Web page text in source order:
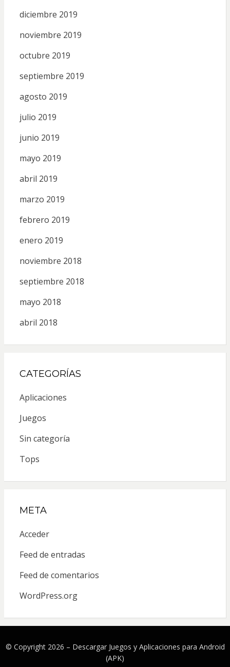
diciembre 2019
noviembre 2019
octubre 2019
septiembre 2019
agosto 2019
julio 2019
junio 2019
mayo 2019
abril 2019
marzo 2019
febrero 2019
enero 2019
noviembre 2018
septiembre 2018
mayo 2018
abril 2018
CATEGORÍAS
Aplicaciones
Juegos
Sin categoría
Tops
META
Acceder
Feed de entradas
Feed de comentarios
WordPress.org
© Copyright 2026 – Descargar Juegos y Aplicaciones para Android
(APK)